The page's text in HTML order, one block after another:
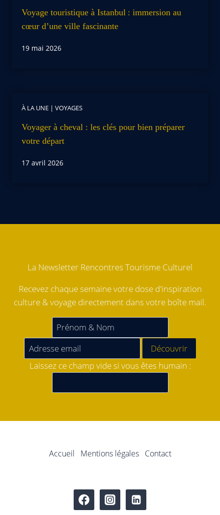
Voyage touristique à Istanbul : immersion au
cœur d’une ville fascinante
19 mai 2026
À LA UNE | VOYAGES
Voyager à cheval : les clés pour bien préparer
votre départ
17 avril 2026
La Newsletter Rencontres Tourisme Culturel
Recevez chaque semaine votre dose d'inspiration
culture & voyage directement dans votre boîte mail.
Laissez ce champ vide si vous êtes humain :
Accueil Mentions légales Contact